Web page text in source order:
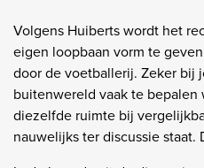
Volgens Huiberts wordt het
eigen loopbaan vorm te
door de voetballerij. Zeker bij
buitenwereld vaak te bepalen
diezelfde ruimte bij
nauwelijks ter discussie staat.